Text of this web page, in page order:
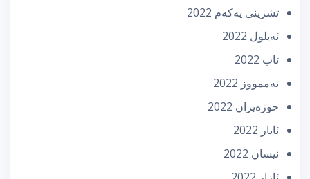
تشرینی یه‌كه‌م 2022
ئه‌یلول 2022
ئاب 2022
تەممووز 2022
حوزه‌یران 2022
ئایار 2022
نیسان 2022